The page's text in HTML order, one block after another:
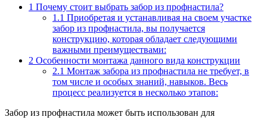
1 Почему стоит выбрать забор из профнастила?
1.1 Приобретая и устанавливая на своем участке
забор из профнастила, вы получается
конструкцию, которая обладает следующими
важными преимуществами:
2 Особенности монтажа данного вида конструкции
2.1 Монтаж забора из профнастила не требует, в
том числе и особых знаний, навыков. Весь
процесс реализуется в несколько этапов:
Забор из профнастила может быть использован для